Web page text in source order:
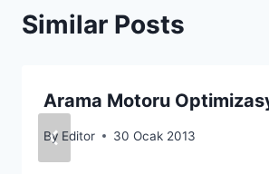
Similar Posts
Arama Motoru
By Editor 30 Ocak 2013